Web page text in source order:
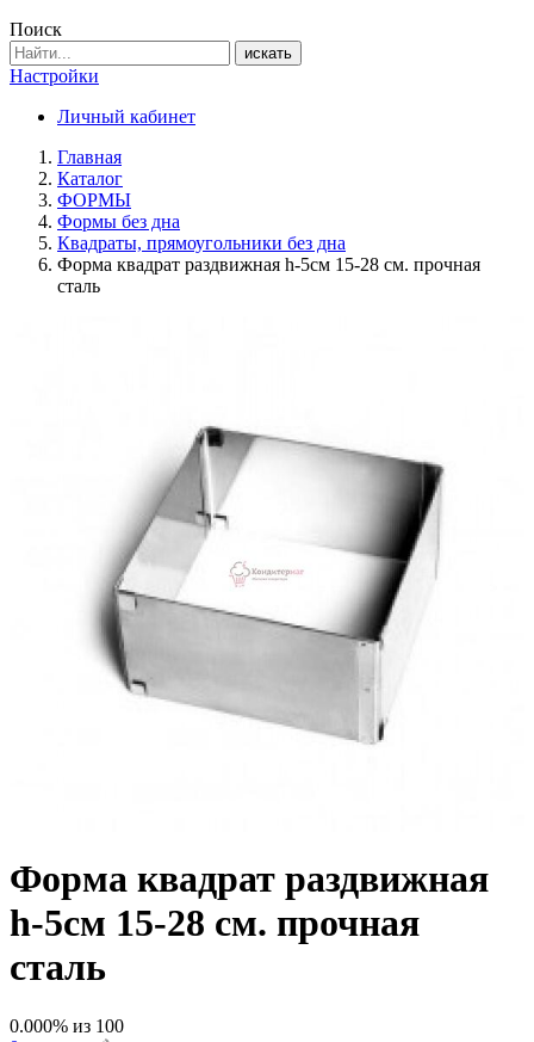
Поиск
искать
Настройки
Личный кабинет
Главная
Каталог
ФОРМЫ
Формы без дна
Квадраты, прямоугольники без дна
Форма квадрат раздвижная h-5см 15-28 см. прочная
сталь
Форма квадрат раздвижная
h-5см 15-28 см. прочная
сталь
0.000% из 100